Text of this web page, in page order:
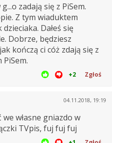
zadają się z PiSem.
Z tym wiaduktem
Dałeś się
Dobrze, będziesz
kończą ci cóż zdają się z
+2 Zgłoś
04.11.2018, 19:19
we własne gniazdo w
TVpis, fuj fuj fuj